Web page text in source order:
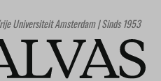
Universiteit Amsterdam | Sinds 1953